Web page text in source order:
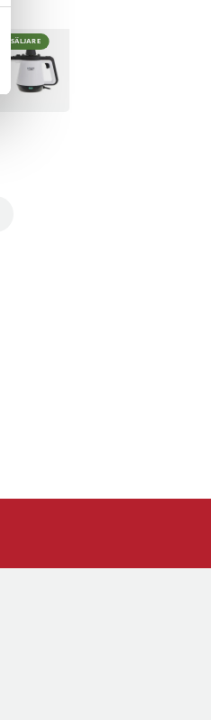
BÄSTSÄLJARE